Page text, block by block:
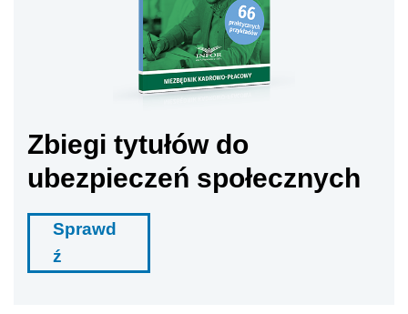
Zbiegi tytułów do
ubezpieczeń społecznych
Sprawd
ź